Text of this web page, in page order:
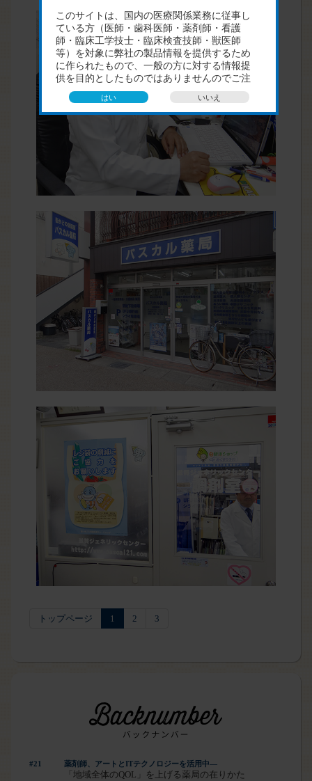
トップページ 1 2 3
#21 薬剤師、アートとITテクノロジーを活用中―
「地域全体のQOL」を上げる薬局の在りかた